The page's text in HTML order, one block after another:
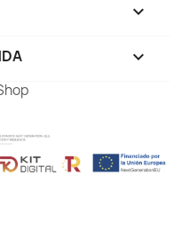

keyboard_arrow_down